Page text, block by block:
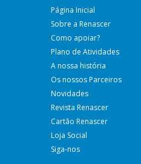
Página Inicial
Sobre a Renascer
Como apoiar?
Plano de Atividades
A nossa história
Os nossos Parceiros
Novidades
Revista Renascer
Cartão Renascer
Loja Social
Siga-nos